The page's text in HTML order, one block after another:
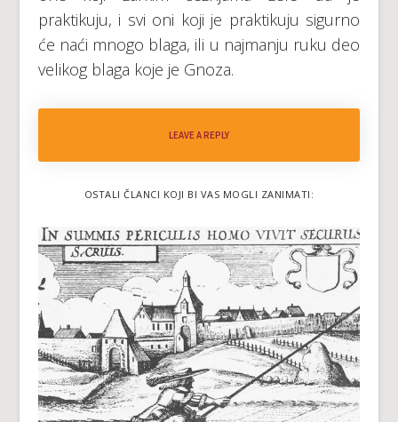
praktikuju, i svi oni koji je praktikuju sigurno
će naći mnogo blaga, ili u najmanju ruku deo
velikog blaga koje je Gnoza.
LEAVE A REPLY
OSTALI ČLANCI KOJI BI VAS MOGLI ZANIMATI: